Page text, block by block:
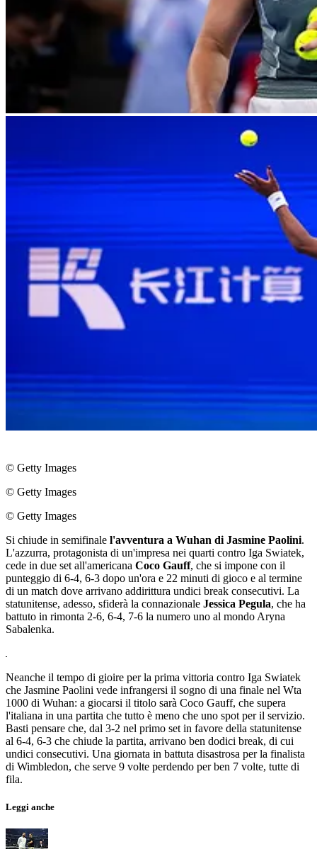
© Getty Images
© Getty Images
© Getty Images
Si chiude in semifinale l'avventura a Wuhan di Jasmine Paolini.
L'azzurra, protagonista di un'impresa nei quarti contro Iga Swiatek,
cede in due set all'americana Coco Gauff, che si impone con il
punteggio di 6-4, 6-3 dopo un'ora e 22 minuti di gioco e al termine
di un match dove arrivano addirittura undici break consecutivi. La
statunitense, adesso, sfiderà la connazionale Jessica Pegula, che ha
battuto in rimonta 2-6, 6-4, 7-6 la numero uno al mondo Aryna
Sabalenka.
Neanche il tempo di gioire per la prima vittoria contro Iga Swiatek
che Jasmine Paolini vede infrangersi il sogno di una finale nel Wta
1000 di Wuhan: a giocarsi il titolo sarà Coco Gauff, che supera
l'italiana in una partita che tutto è meno che uno spot per il servizio.
Basti pensare che, dal 3-2 nel primo set in favore della statunitense
al 6-4, 6-3 che chiude la partita, arrivano ben dodici break, di cui
undici consecutivi. Una giornata in battuta disastrosa per la finalista
di Wimbledon, che serve 9 volte perdendo per ben 7 volte, tutte di
fila.
Leggi anche